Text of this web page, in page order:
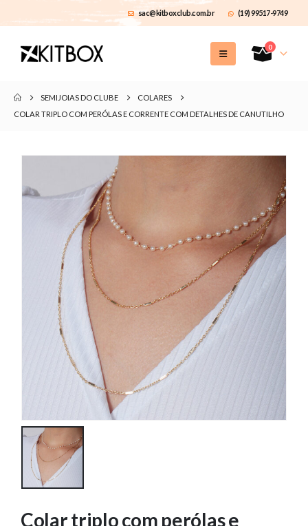
sac@kitboxclub.com.br (19) 99517-9749
0
SEMIJOIAS DO CLUBE
COLARES
COLAR TRIPLO COM PERÓLAS E CORRENTE COM DETALHES DE CANUTILHO
Colar triplo com perólas e